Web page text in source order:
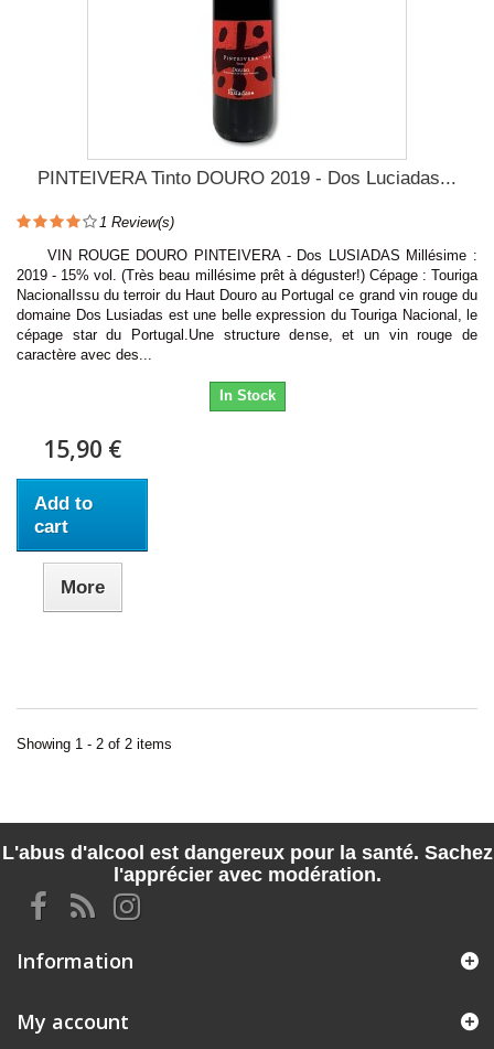
PINTEIVERA Tinto DOURO 2019 - Dos Luciadas...
1 Review(s)
VIN ROUGE DOURO PINTEIVERA - Dos LUSIADAS Millésime :
2019 - 15% vol. (Très beau millésime prêt à déguster!) Cépage : Touriga
NacionalIssu du terroir du Haut Douro au Portugal ce grand vin rouge du
domaine Dos Lusiadas est une belle expression du Touriga Nacional, le
cépage star du Portugal.Une structure dense, et un vin rouge de
caractère avec des...
In Stock
15,90 €
Add to
cart
More
Showing 1 - 2 of 2 items
L'abus d'alcool est dangereux pour la santé. Sachez
l'apprécier avec modération.
Information
My account